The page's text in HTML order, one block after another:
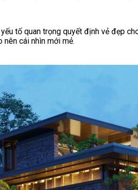
tố quan trọng quyết định vẻ đẹp
cái nhìn mới mẻ.